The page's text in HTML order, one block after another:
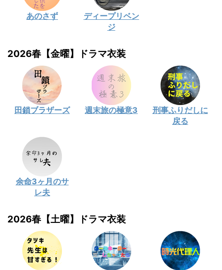
あのさず
ディープリベン
ジ
2026春【金曜】ドラマ衣装
田鎖ブラザーズ 週末旅の極意3
刑事ふりだしに
戻る
余命3ヶ月のサ
レ夫
2026春【土曜】ドラマ衣装